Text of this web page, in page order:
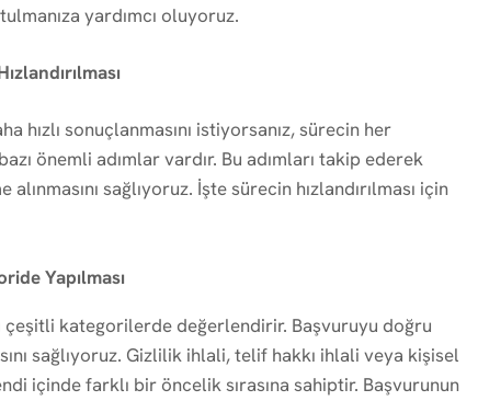
yardımcı oluyoruz.
hızlı sonuçlanmasını istiyorsanız, sürecin her
önemli adımlar vardır. Bu adımları takip ederek
sağlıyoruz. İşte sürecin hızlandırılması için
Yapılması
çeşitli kategorilerde değerlendirir. Başvuruyu doğru
sağlıyoruz. Gizlilik ihlali, telif hakkı ihlali veya kişisel
içinde farklı bir öncelik sırasına sahiptir. Başvurunun